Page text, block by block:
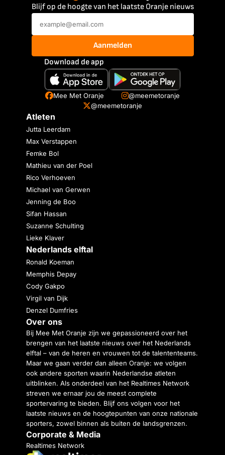
Blijf op de hoogte van het laatste Oranje nieuws
Aanmelden
Download de app
Mee Met Oranje
@meemetoranje
@meemetoranje
Atleten
Jutta Leerdam
Max Verstappen
Femke Bol
Mathieu van der Poel
Rico Verhoeven
Michael van Gerwen
Jenning de Boo
Sifan Hassan
Suzanne Schulting
Lieke Klaver
Nederlands elftal
Ronald Koeman
Memphis Depay
Cody Gakpo
Virgil van Dijk
Denzel Dumfries
Over ons
Bij Mee Met Oranje zijn we gepassioneerd over het
brengen van het laatste nieuws over het Nederlands
elftal – van de heren en vrouwen tot de talententeams.
Maar we gaan verder dan alleen Oranje: we volgen
ook andere sporten waarin Nederlandse atleten
uitblinken. Als onderdeel van het Realtimes Network
streven we ernaar jou de meest complete
sportervaring te bieden. Blijf ons volgen voor het
laatste nieuws en de hoogtepunten van onze nationale
sporters, zowel binnen als buiten de landsgrenzen.
Corporate & Media
Realtimes Network